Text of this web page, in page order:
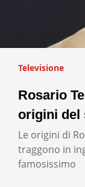
Televisione
Rosario
origini del
Le origini di
traggono in
famosissimo